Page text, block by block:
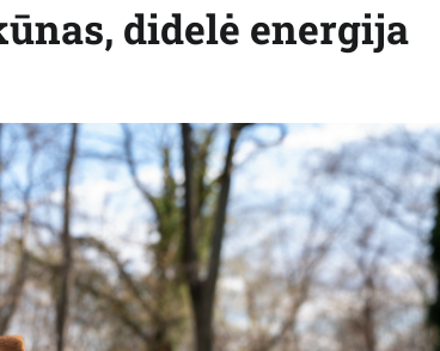
didelė energija